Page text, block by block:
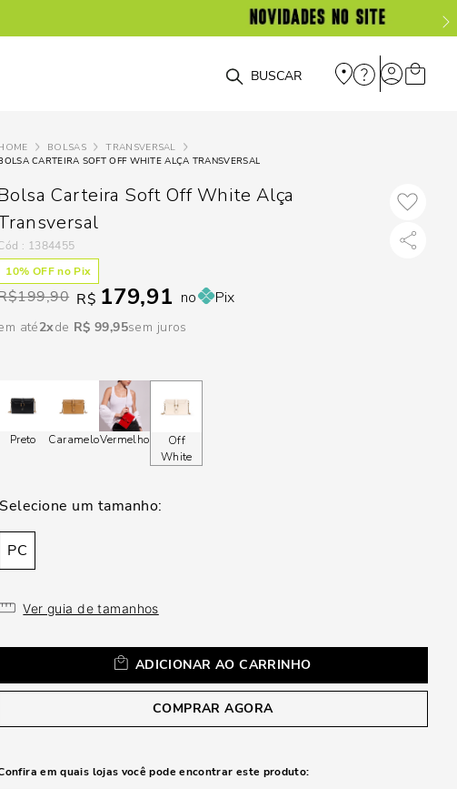
O que você está procurando?
BOLSAS
TRANSVERSAL
CARTEIRA SOFT OFF WHITE ALÇA TRANSVERSAL
Carteira Soft Off White Alça
: 1384455
10% OFF no Pix
199,90 R$ 179,91 no Pix
até2 R$ 99,95sem juros
Preto CarameloVermelho
Off
White
PC
Ver guia de tamanhos
ADICIONAR AO CARRINHO
COMPRAR AGORA
em quais lojas você pode encontrar este produto: